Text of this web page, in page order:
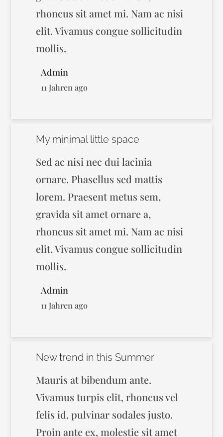
rhoncus sit amet mi. Nam ac nisi
elit. Vivamus congue sollicitudin
mollis.
Admin
11 Jahren ago
My minimal little space
Sed ac nisi nec dui lacinia
ornare. Phasellus sed mattis
lorem. Praesent metus sem,
gravida sit amet ornare a,
rhoncus sit amet mi. Nam ac nisi
elit. Vivamus congue sollicitudin
mollis.
Admin
11 Jahren ago
New trend in this Summer
Mauris at bibendum ante.
Vivamus turpis elit, rhoncus vel
felis id, pulvinar sodales justo.
Proin ante ex, molestie sit amet